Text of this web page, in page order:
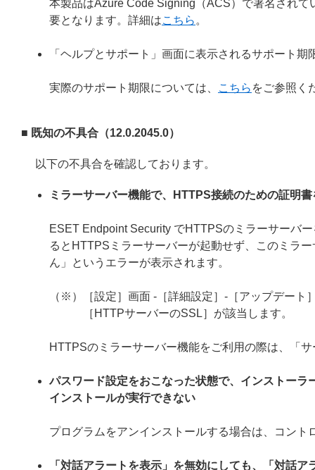
本製品はAzure Code Signing（ACS）で署名され
要となります。詳細はこちら 。
「ヘルプとサポート」画面に表示されるサポート
実際のサポート期限については、 こちら をご参照く
■ 既知の不具合（12.0.2045.0）
以下の不具合を確認しております。
ミラーサーバー機能で、HTTPS接続のための証明
ESET Endpoint Security でHTTPSのミラーサーバ
るとHTTPSミラーサーバーが起動せず、このミラ
ん」というエラーが表示されます。
（※）［設定］画面 -［詳細設定］-［アップデー
［HTTPサーバーのSSL］が該当します。
HTTPSのミラーサーバー機能をご利用の際は、「
パスワード設定をおこなった状態で、インストー
インストールが実行できない
プログラムをアンインストールする場合は、コン
「対話アラートを表示」を無効にしても、「対話